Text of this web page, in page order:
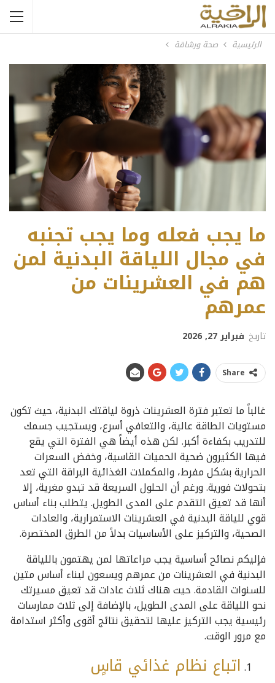
الرئيسية صحة ورشاقة
ما يجب فعله وما يجب تجنبه
في مجال اللياقة البدنية لمن
هم في العشرينات من
عمرهم
تاريخ فبراير 27, 2026
Share
غالباً ما تعتبر فترة العشرينات ذروة لياقتك البدنية، حيث تكون
مستويات الطاقة عالية، والتعافي أسرع، ويستجيب جسمك
للتدريب بكفاءة أكبر. لكن هذه أيضاً هي الفترة التي يقع
فيها الكثيرون ضحية الحميات القاسية، وخفض السعرات
الحرارية بشكل مفرط، والمكملات الغذائية البراقة التي تعد
بتحولات فورية. ورغم أن الحلول السريعة قد تبدو مغرية، إلا
أنها قد تعيق التقدم على المدى الطويل. يتطلب بناء أساس
قوي للياقة البدنية في العشرينات الاستمرارية، والعادات
الصحية، والتركيز على الأساسيات بدلاً من الطرق المختصرة.
فإليكم نصائح أساسية يجب مراعاتها لمن يهتمون باللياقة
البدنية في العشرينات من عمرهم ويسعون لبناء أساس متين
للسنوات القادمة. حيث هناك ثلاث عادات قد تعيق مسيرتك
نحو اللياقة على المدى الطويل، بالإضافة إلى ثلاث ممارسات
رئيسية يجب التركيز عليها لتحقيق نتائج أقوى وأكثر استدامة
مع مرور الوقت.
اتباع نظام غذائي قاسٍ